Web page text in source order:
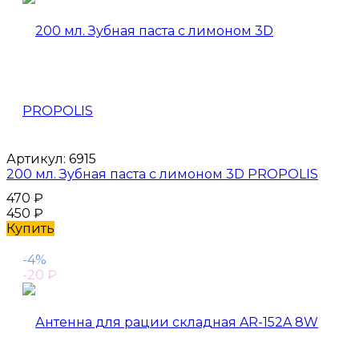
Артикул: 6915
200 мл. Зубная паста с лимоном 3D PROPOLIS
470 ₽
450 ₽
Купить
-4%
-20 ₽